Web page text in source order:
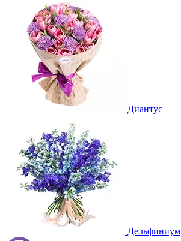
Диантус
Дельфиниум